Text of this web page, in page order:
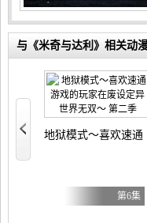
与《米奇与达利》相关动
地狱模式～喜欢速通
第6集